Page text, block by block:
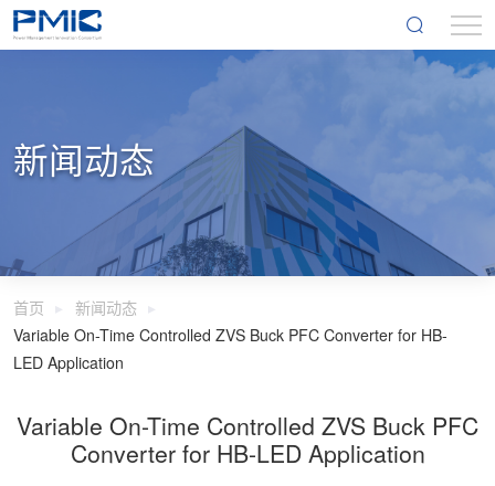
新闻动态
首页
新闻动态
Variable On-Time Controlled ZVS Buck PFC Converter for HB-
LED Application
Variable On-Time Controlled ZVS Buck PFC
Converter for HB-LED Application